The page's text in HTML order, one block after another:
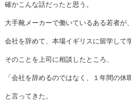
確かこんな話だったと思う。
大手靴メーカーで働いているある若者が、
会社を辞めて、本場イギリスに留学して
そのことを上司に相談したところ、
「会社を辞めるのではなく、１年間の休
と言ってきた。